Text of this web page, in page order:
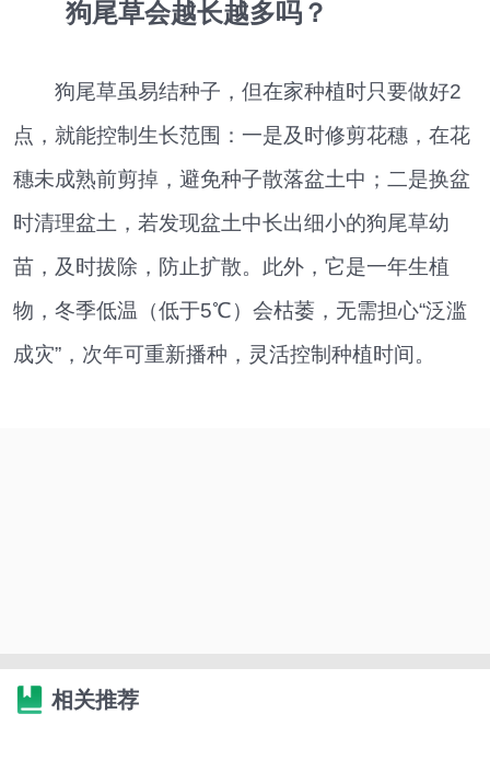
狗尾草会越长越多吗？
狗尾草虽易结种子，但在家种植时只要做好2
点，就能控制生长范围：一是及时修剪花穗，在花
穗未成熟前剪掉，避免种子散落盆土中；二是换盆
时清理盆土，若发现盆土中长出细小的狗尾草幼
苗，及时拔除，防止扩散。此外，它是一年生植
物，冬季低温（低于5℃）会枯萎，无需担心“泛滥
成灾”，次年可重新播种，灵活控制种植时间。
相关推荐